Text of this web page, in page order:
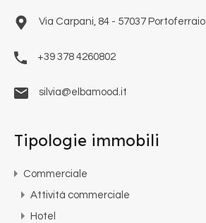
Via Carpani, 84 - 57037 Portoferraio
+39 378 4260802
silvia@elbamood.it
Tipologie immobili
Commerciale
Attività commerciale
Hotel